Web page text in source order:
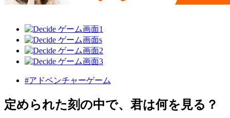
#アドベンチャーゲーム
定められた刻の中で、君は何を見る？